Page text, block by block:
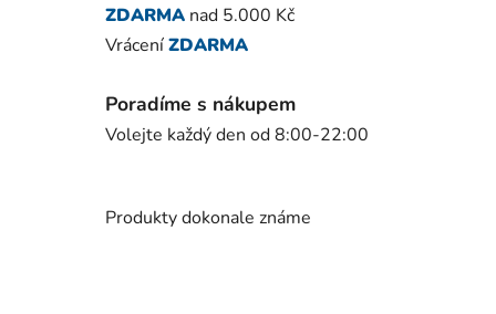
ZDARMA nad 5.000 Kč
VráceníZDARMA
Poradíme s nákupem
Volejte každý den od 8:00-22:00
Produkty dokonale známe